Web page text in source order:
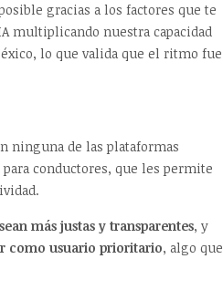
gracias a los factores que te
multiplicando nuestra capacidad
lo que valida que el ritmo fue
ninguna de las plataformas
conductores, que les permite
más justas y transparentes, y
como usuario prioritario, algo que